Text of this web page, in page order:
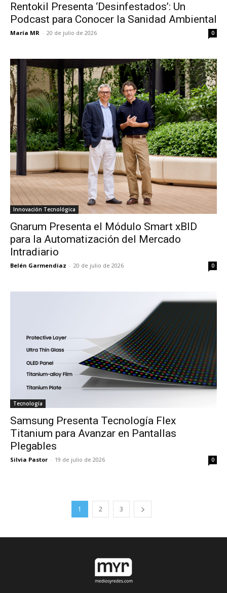
Rentokil Presenta ‘Desinfestados’: Un
Podcast para Conocer la Sanidad Ambiental
María MR - 20 de julio de 2026 0
Innovación Tecnológica
Gnarum Presenta el Módulo Smart xBID
para la Automatización del Mercado
Intradiario
Belén Garmendiaz - 20 de julio de 2026 0
Tecnología
Samsung Presenta Tecnología Flex
Titanium para Avanzar en Pantallas
Plegables
Silvia Pastor - 19 de julio de 2026 0
1 2 3